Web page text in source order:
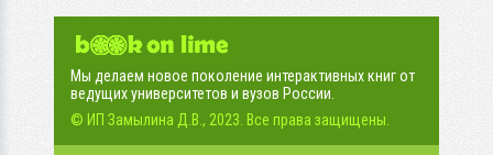
Мы делаем новое поколение интерактивных книг от
ведущих университетов и вузов России.
© ИП Замылина Д.В., 2023. Все права защищены.